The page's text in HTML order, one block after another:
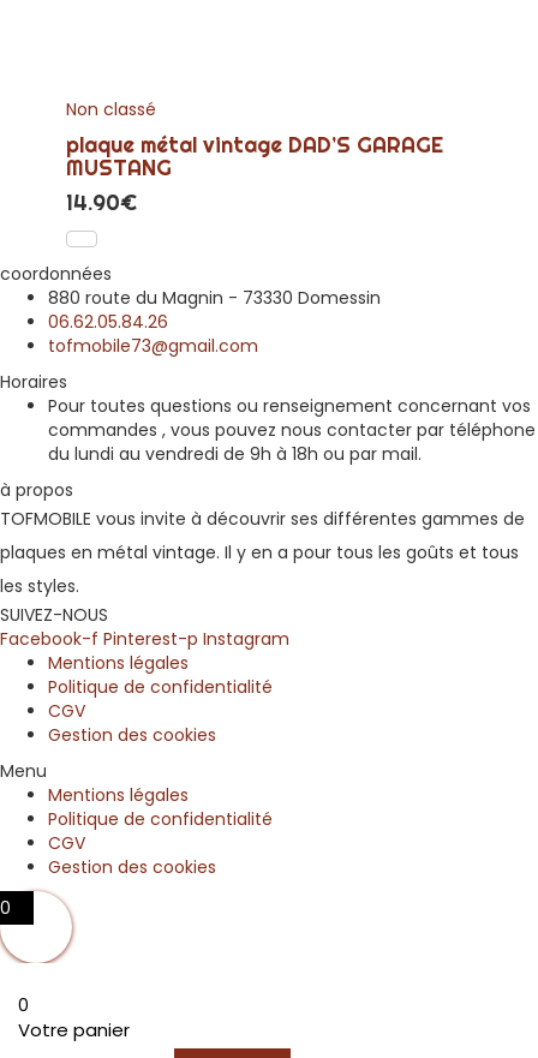
Non classé
plaque métal vintage DAD’S GARAGE
MUSTANG
14.90€
coordonnées
880 route du Magnin - 73330 Domessin
06.62.05.84.26
tofmobile73@gmail.com
Horaires
Pour toutes questions ou renseignement concernant vos
commandes , vous pouvez nous contacter par téléphone
du lundi au vendredi de 9h à 18h ou par mail.
à propos
TOFMOBILE vous invite à découvrir ses différentes gammes de
plaques en métal vintage. Il y en a pour tous les goûts et tous
les styles.
SUIVEZ-NOUS
Facebook-f Pinterest-p Instagram
Mentions légales
Politique de confidentialité
CGV
Gestion des cookies
Menu
Mentions légales
Politique de confidentialité
CGV
Gestion des cookies
0
0
Votre panier